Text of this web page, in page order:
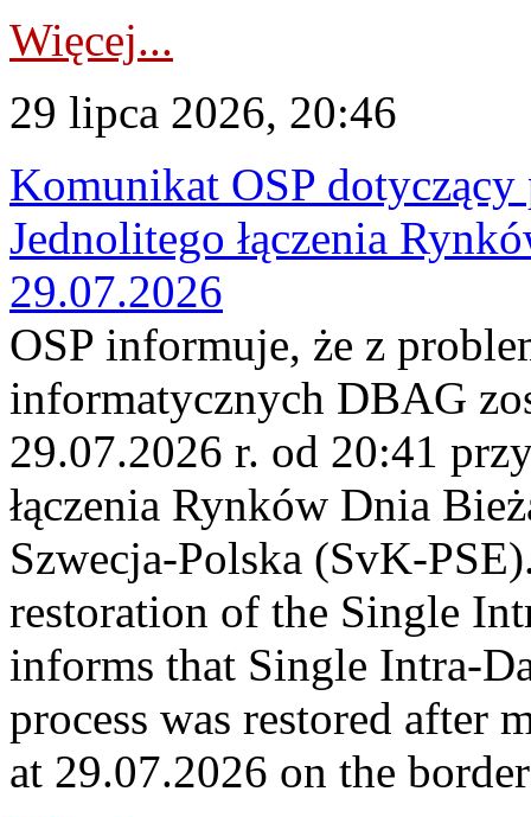
Więcej...
29 lipca 2026, 20:46
Komunikat OSP
Jednolitego łączenia
29.07.2026
OSP informuje, że z
informatycznych DBAG
29.07.2026 r. od 20:41
łączenia Rynków Dnia
Szwecja-Polska (SvK-
restoration of the Single
informs that Single Intra-
process was restored after
at 29.07.2026 on the